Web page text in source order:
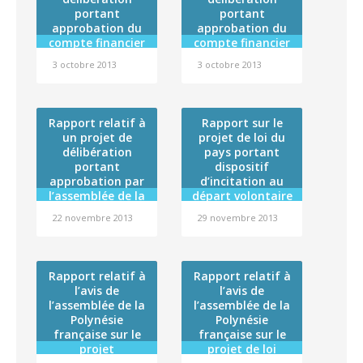
l’Agence nationale
de sécurité du
médicament et
des produits de
santé
transfusion
sanguine (budget
annexe), du
Service d’aide
médicale urgente
de Nivee (budget
annexe), de l’Hôtel
des familles
(budget annexe),
de l’Ecole de
sages-femmes
(budget annexe)
Département de
et affectation des
résultats de
chacun de ces
budgets
portant
approbation du
compte financier
du Conservatoire
française et
affectation de son
résultat
3 octobre 2013
portant
approbation du
compte financier
formation
l’exercice 2012 et
affectation de son
résultat
3 octobre 2013
Rapport relatif à
un projet de
délibération
portant
approbation par
l’assemblée de la
française de la
française relative
au Régiment du
service militaire
adapté en
Polynésie
française
22 novembre 2013
Rapport sur le
projet de loi du
pays portant
dispositif
d’incitation au
départ volontaire
fonctionnaires
Polynésie
française
29 novembre 2013
Rapport relatif à
l’avis de
l’assemblée de la
Polynésie
française sur le
projet
Rapport relatif à
l’avis de
l’assemblée de la
Polynésie
française sur le
projet de loi